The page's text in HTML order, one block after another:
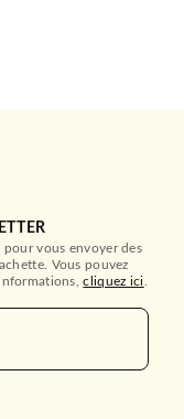
pour vous envoyer des
Vous pouvez
cliquez ici